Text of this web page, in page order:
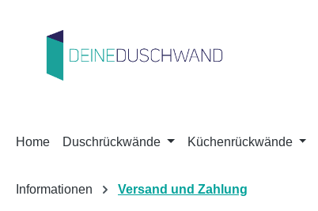
Home Duschrückwände Küchenrückwände
Informationen Versand und Zahlung